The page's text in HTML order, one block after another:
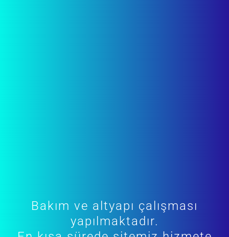
Bakım ve altyapı çalışması
yapılmaktadır.